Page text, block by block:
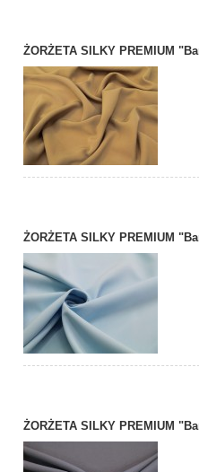
ŻORŻETA SILKY PREMIUM
ŻORŻETA SILKY PREMIUM
ŻORŻETA SILKY PREMIUM